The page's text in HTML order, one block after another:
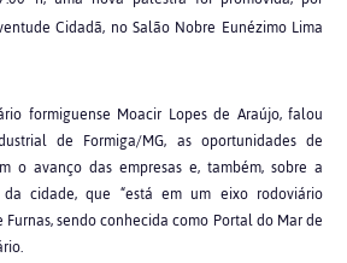
Cidadã, no Salão Nobre Eunézimo Lima
formiguense Moacir Lopes de Araújo, falou
de Formiga/MG, as oportunidades de
o avanço das empresas e, também, sobre a
cidade, que “está em um eixo rodoviário
sendo conhecida como Portal do Mar de